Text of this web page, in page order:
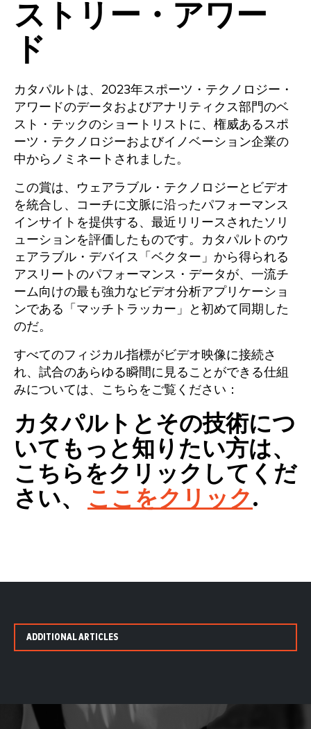
ストリー・アワー
ド
カタパルトは、2023年スポーツ・テクノロジー・
アワードのデータおよびアナリティクス部門のベ
スト・テックのショートリストに、権威あるスポ
ーツ・テクノロジーおよびイノベーション企業の
中からノミネートされました。
この賞は、ウェアラブル・テクノロジーとビデオ
を統合し、コーチに文脈に沿ったパフォーマンス
インサイトを提供する、最近リリースされたソリ
ューションを評価したものです。カタパルトのウ
ェアラブル・デバイス「ベクター」から得られる
アスリートのパフォーマンス・データが、一流チ
ーム向けの最も強力なビデオ分析アプリケーショ
ンである「マッチトラッカー」と初めて同期した
のだ。
すべてのフィジカル指標がビデオ映像に接続さ
れ、試合のあらゆる瞬間に見ることができる仕組
みについては、こちらをご覧ください：
カタパルトとその技術につ
いてもっと知りたい方は、
こちらをクリックしてくだ
さい、 ここをクリック.
ADDITIONAL ARTICLES